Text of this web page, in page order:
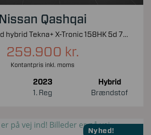
Nissan Qashqai
1,3 MHEV Mild hybrid Tekna+ X-Tronic 158HK 5d 7g Aut.
259.900 kr.
Kontantpris inkl. moms
2023
1. Reg
Hybrid
Brændstof
Nyhed!